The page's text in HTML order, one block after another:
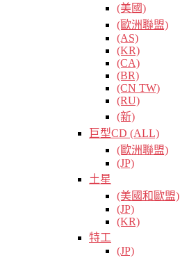
(美國)
(歐洲聯盟)
(AS)
(KR)
(CA)
(BR)
(CN TW)
(RU)
(新)
巨型CD (ALL)
(歐洲聯盟)
(JP)
土星
(美國和歐盟)
(JP)
(KR)
特工
(JP)